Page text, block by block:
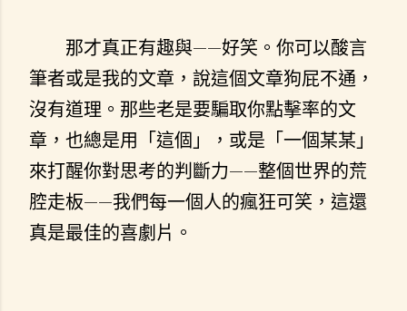
那才真正有趣與——好笑。你可以酸言
筆者或是我的文章，說這個文章狗屁不通，
沒有道理。那些老是要騙取你點擊率的文
章，也總是用「這個」，或是「一個某某」
來打醒你對思考的判斷力——整個世界的荒
腔走板——我們每一個人的瘋狂可笑，這還
真是最佳的喜劇片。